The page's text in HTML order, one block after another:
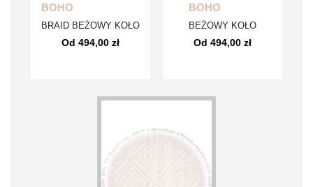
BOHO
BRAID BEŻOWY KOŁO
Od 494,00 zł
BOHO
BEŻOWY KOŁO
Od 494,00 zł